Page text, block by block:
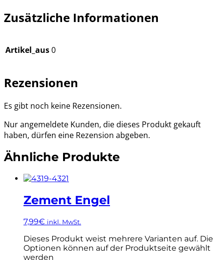
Zusätzliche Informationen
Artikel_aus0
Rezensionen
Es gibt noch keine Rezensionen.
Nur angemeldete Kunden, die dieses Produkt gekauft
haben, dürfen eine Rezension abgeben.
Ähnliche Produkte
Zement Engel
7,99€ inkl. MwSt.
Dieses Produkt weist mehrere Varianten auf. Die
Optionen können auf der Produktseite gewählt
werden